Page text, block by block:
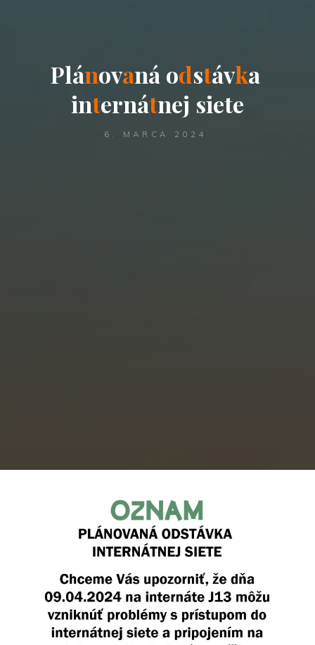
Plánovaná odstávka
internátnej siete
6. MARCA 2024